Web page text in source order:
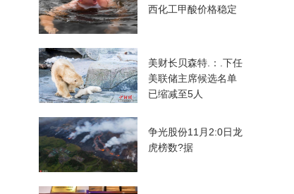
西化工甲酸价格稳定
美财长贝森特.：.下任
美联储主席候选名单
已缩减至5人
争光股份11月2:0日龙
虎榜数?据